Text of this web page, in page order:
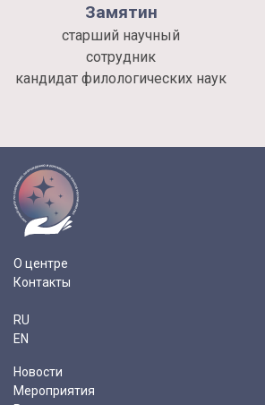
Замятин
старший научный
сотрудник
кандидат филологических наук
О центре
Контакты
RU
EN
Новости
Мероприятия